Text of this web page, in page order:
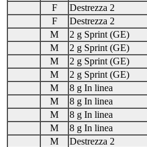
F
Destrezza 2
F
Destrezza 2
M
2 g Sprint (GE)
M
2 g Sprint (GE)
M
2 g Sprint (GE)
M
2 g Sprint (GE)
M
8 g In linea
M
8 g In linea
M
8 g In linea
M
8 g In linea
M
Destrezza 2